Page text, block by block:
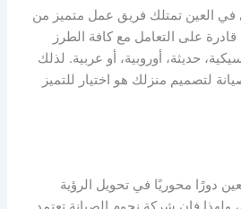
في العين تمتلك فريق عمل متميز من
قادرة على التعامل مع كافة الطرز
حديثة، أوروبية، أو عربية. لذلك
لتصميم منزلك هو اختيار للتميز
دورًا محوريًا في تحويل الرؤية